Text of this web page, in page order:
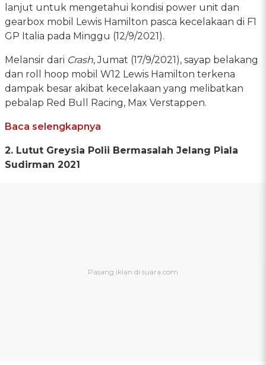
lanjut untuk mengetahui kondisi power unit dan
gearbox mobil Lewis Hamilton pasca kecelakaan di F1
GP Italia pada Minggu (12/9/2021).
Melansir dari Crash, Jumat (17/9/2021), sayap belakang
dan roll hoop mobil W12 Lewis Hamilton terkena
dampak besar akibat kecelakaan yang melibatkan
pebalap Red Bull Racing, Max Verstappen.
Baca selengkapnya
2. Lutut Greysia Polii Bermasalah Jelang Piala
Sudirman 2021